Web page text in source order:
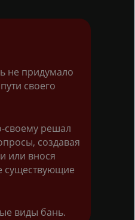
не придумало
своего
своему решал
создавая
или внося
существующие
виды бань.